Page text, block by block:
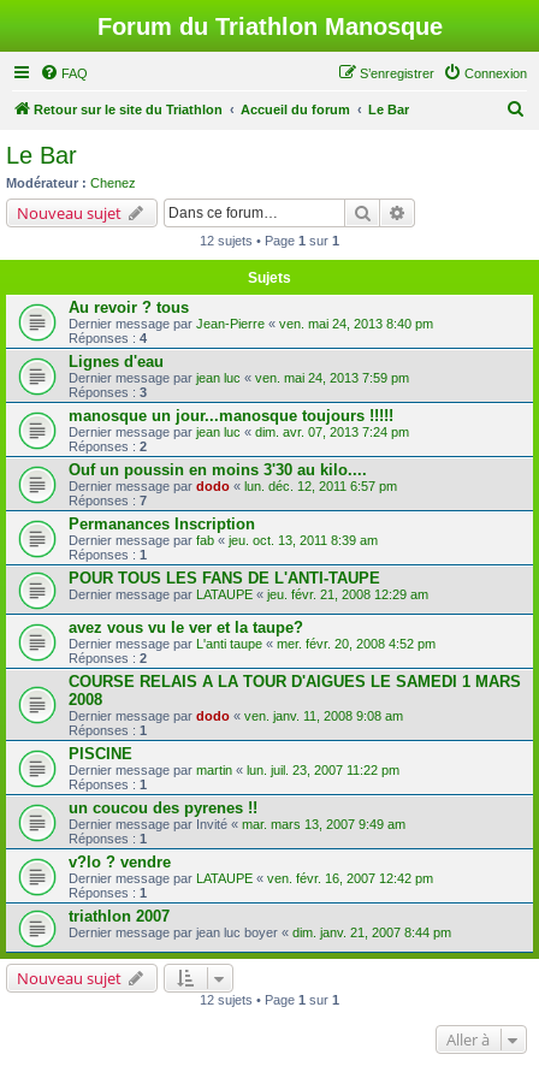
Forum du Triathlon Manosque
FAQ Connexion
S’enregistrer
Retour sur le site du Triathlon Accueil du forum Le Bar
Le Bar
Modérateur : Chenez
Nouveau sujet Rechercher
12 sujets • Page 1 sur 1
Sujets
Au revoir ? tous
Dernier message par Jean-Pierre « ven. mai 24, 2013 8:40 pm
Réponses : 4
Lignes d'eau
Dernier message par jean luc « ven. mai 24, 2013 7:59 pm
Réponses : 3
manosque un jour...manosque toujours !!!!!
Dernier message par jean luc « dim. avr. 07, 2013 7:24 pm
Réponses : 2
Ouf un poussin en moins 3'30 au kilo....
Dernier message par dodo « lun. déc. 12, 2011 6:57 pm
Réponses : 7
Permanances Inscription
Dernier message par fab « jeu. oct. 13, 2011 8:39 am
Réponses : 1
POUR TOUS LES FANS DE L'ANTI-TAUPE
Dernier message par LATAUPE « jeu. févr. 21, 2008 12:29 am
avez vous vu le ver et la taupe?
Dernier message par L'anti taupe « mer. févr. 20, 2008 4:52 pm
Réponses : 2
COURSE RELAIS A LA TOUR D'AIGUES LE SAMEDI 1 MARS
2008
Dernier message par dodo « ven. janv. 11, 2008 9:08 am
Réponses : 1
PISCINE
Dernier message par martin « lun. juil. 23, 2007 11:22 pm
Réponses : 1
un coucou des pyrenes !!
Dernier message par Invité « mar. mars 13, 2007 9:49 am
Réponses : 1
v?lo ? vendre
Dernier message par LATAUPE « ven. févr. 16, 2007 12:42 pm
Réponses : 1
triathlon 2007
Dernier message par jean luc boyer « dim. janv. 21, 2007 8:44 pm
Nouveau sujet
12 sujets • Page 1 sur 1
Aller à